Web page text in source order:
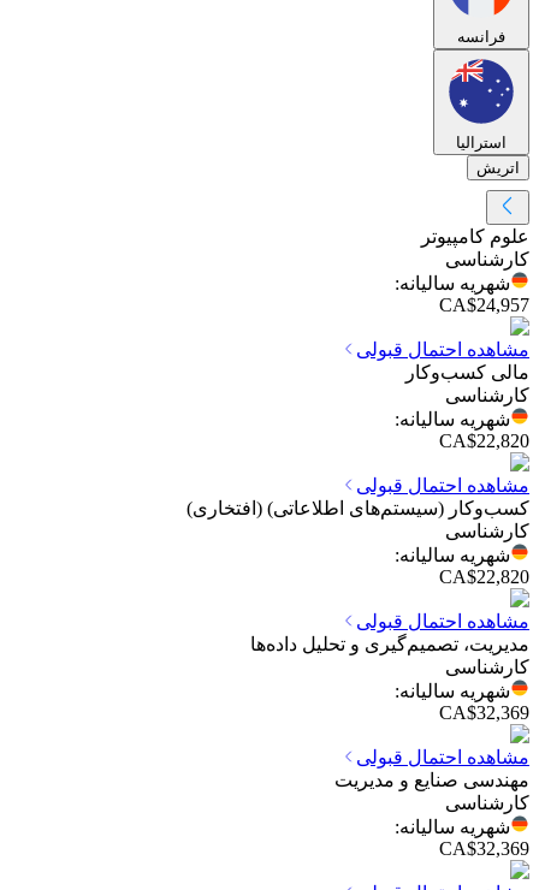
فرانسه
استرالیا
اتریش
علوم کامپیوتر
کارشناسی
شهریه سالیانه:
CA$24,957
مشاهده احتمال قبولی
مالی کسب‌وکار
کارشناسی
شهریه سالیانه:
CA$22,820
مشاهده احتمال قبولی
کسب‌وکار (سیستم‌های اطلاعاتی) (افتخاری)
کارشناسی
شهریه سالیانه:
CA$22,820
مشاهده احتمال قبولی
مدیریت، تصمیم‌گیری و تحلیل داده‌ها
کارشناسی
شهریه سالیانه:
CA$32,369
مشاهده احتمال قبولی
مهندسی صنایع و مدیریت
کارشناسی
شهریه سالیانه:
CA$32,369